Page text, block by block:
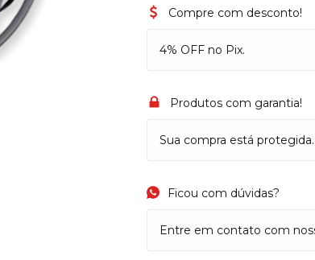
Compre com desconto!
4% OFF no Pix.
Produtos com garantia!
Sua compra está protegida.
Ficou com dúvidas?
Entre em contato com